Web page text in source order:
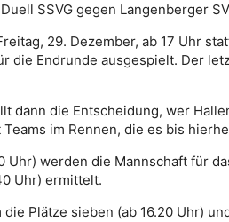
SSVG gegen Langenberger
29. Dezember, ab 17 Uhr
die Endrunde ausgespielt. Der
dann die Entscheidung, wer
im Rennen, die es bis
Uhr) werden die Mannschaft für
Uhr) ermittelt.
Plätze sieben (ab 16.20 Uhr)